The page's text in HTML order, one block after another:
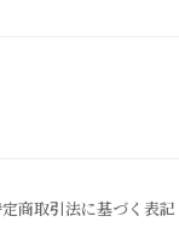
商取引法に基づく表記